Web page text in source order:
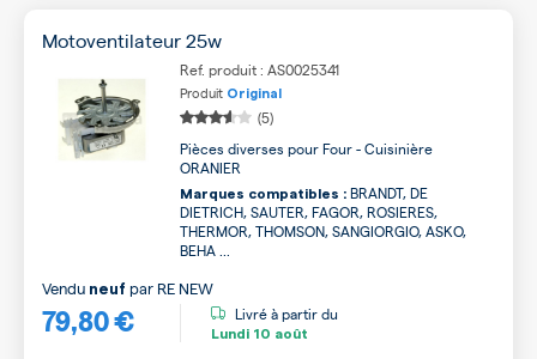
Motoventilateur 25w
Ref. produit : AS0025341
Produit Original
(5)
Pièces diverses pour Four - Cuisinière
ORANIER
Marques compatibles : BRANDT, DE
DIETRICH, SAUTER, FAGOR, ROSIERES,
THERMOR, THOMSON, SANGIORGIO, ASKO,
BEHA ...
79,80 €
Vendu neuf par RE NEW
Livré à partir du
Lundi 10 août